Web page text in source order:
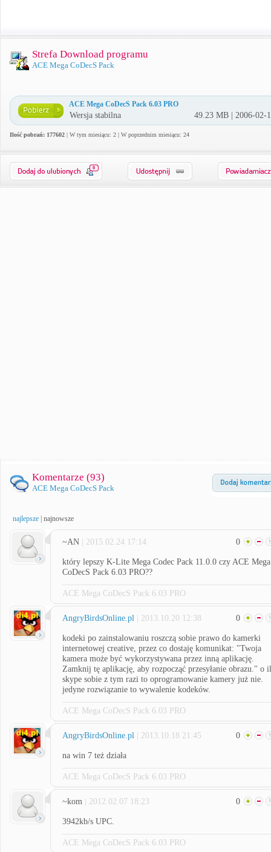
Strefa Download programu
ACE Mega CoDecS Pack
ACE Mega CoDecS Pack 6.03 PRO
Wersja stabilna 49.23 MB | 2006-02-
Ilość pobrań: 177602 | W tym miesiącu: 2 | W poprzednim miesiącu: 24
0
Komentarze (93)
ACE Mega CoDecS Pack
najlepsze najnowsze
~AN | 2015.02.24 17:14 0
który lepszy K-Lite Mega Codec Pack 11.0.0 czy ACE Mega
CoDecS Pack 6.03 PRO??
ACE Mega CoDecS Pack 6.03 PRO
AngryBirdsOnline.pl | 2013.10.20 12:38 0
kodeki po zainstalowaniu roszczą sobie prawo do kamerki
internetowej creative, przez co dostaję komunikat: "Twoja
kamera może być wykorzystywana przez inną aplikację.
Zamknij tę aplikację, aby rozpocząć przesyłanie obrazu." o
skype sobie z tym razi to oprogramowanie kamery już nie.
jedyne rozwiązanie to wywalenie kodeków.
ACE Mega CoDecS Pack 6.03 PRO
AngryBirdsOnline.pl | 2013.10.18 21:45 0
na win 7 też działa
ACE Mega CoDecS Pack 6.03 PRO
~kom | 2012.02.07 18:23 0
3942kb/s UPC.
ACE Mega CoDecS Pack 6.03 PRO